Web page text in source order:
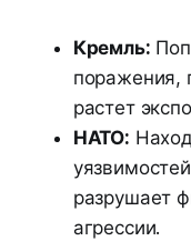
Кремль:
поражения,
растет
НАТО:
разрушает
агрессии.